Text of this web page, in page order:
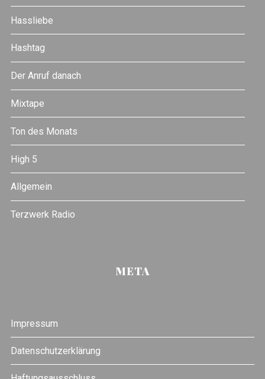
Hassliebe
Hashtag
Der Anruf danach
Mixtape
Ton des Monats
High 5
Allgemein
Terzwerk Radio
META
Impressum
Datenschutzerklärung